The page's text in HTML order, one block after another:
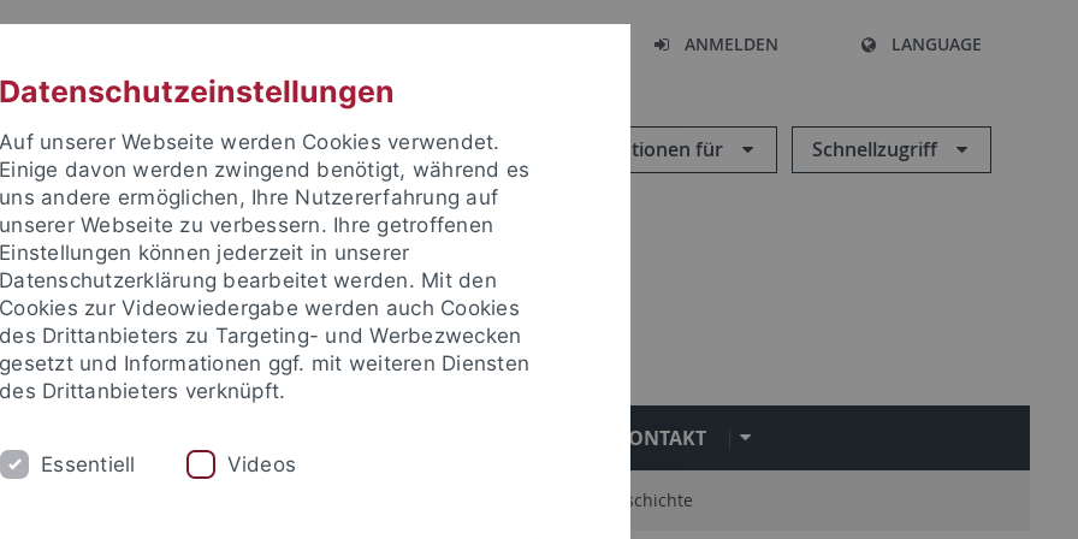
ANMELDEN LANGUAGE
Informationen für Schnellzugriff
Fakultät
KONTAKT
Geschichte
Datenschutzeinstellungen
Auf unserer Webseite werden Cookies verwendet.
Einige davon werden zwingend benötigt, während es
uns andere ermöglichen, Ihre Nutzererfahrung auf
unserer Webseite zu verbessern. Ihre getroffenen
Einstellungen können jederzeit in unserer
Datenschutzerklärung bearbeitet werden. Mit den
Cookies zur Videowiedergabe werden auch Cookies
des Drittanbieters zu Targeting- und Werbezwecken
gesetzt und Informationen ggf. mit weiteren Diensten
des Drittanbieters verknüpft.
Essentiell Videos